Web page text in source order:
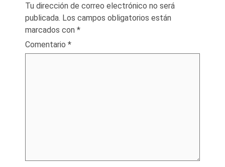
Tu dirección de correo electrónico no será
publicada. Los campos obligatorios están
marcados con *
Comentario *